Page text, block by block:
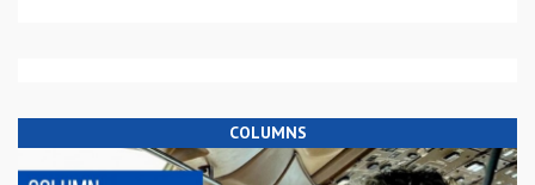
COLUMNS